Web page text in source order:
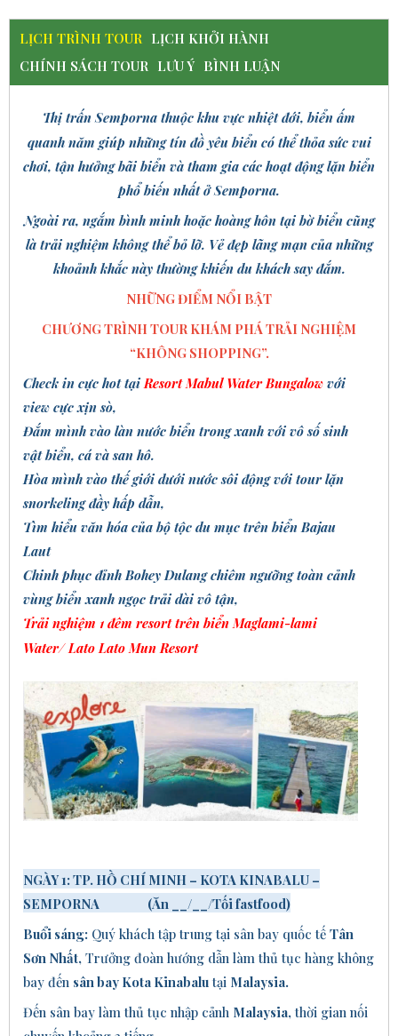
LỊCH TRÌNH TOUR LỊCH KHỞI HÀNH
CHÍNH SÁCH TOUR LƯU Ý BÌNH LUẬN
Thị trấn Semporna thuộc khu vực nhiệt đới, biển ấm
quanh năm giúp những tín đồ yêu biển có thể thỏa sức vui
chơi, tận hưởng bãi biển và tham gia các hoạt động lặn biển
phổ biến nhất ở Semporna.
Ngoài ra, ngắm bình minh hoặc hoàng hôn tại bờ biển cũng
là trải nghiệm không thể bỏ lỡ. Vẻ đẹp lãng mạn của những
khoảnh khắc này thường khiến du khách say đắm.
NHỮNG ĐIỂM NỔI BẬT
CHƯƠNG TRÌNH TOUR KHÁM PHÁ TRẢI NGHIỆM
“KHÔNG SHOPPING”.
Check in cực hot tại Resort Mabul Water Bungalow với
view cực xịn sò,
Đắm mình vào làn nước biển trong xanh với vô số sinh
vật biển, cá và san hô.
Hòa mình vào thế giới dưới nước sôi động với tour lặn
snorkeling đầy hấp dẫn,
Tìm hiểu văn hóa của bộ tộc du mục trên biển Bajau
Laut
Chinh phục đỉnh Bohey Dulang chiêm ngưỡng toàn cảnh
vùng biển xanh ngọc trải dài vô tận,
Trải nghiệm 1 đêm resort trên biển Maglami-lami
Water/ Lato Lato Mun Resort
NGÀY 1: TP. HỒ CHÍ MINH – KOTA KINABALU –
SEMPORNA (Ăn _/ /Tốifastfood)
Buổi sáng: Quý khách tập trung tại sân bay quốc tế Tân
Sơn Nhất, Trưởng đoàn hướng dẫn làm thủ tục hàng không
bay đến sân bay Kota Kinabalutại Malaysia.
Đến sân bay làm thủ tục nhập cảnh Malaysia,thời gian nối